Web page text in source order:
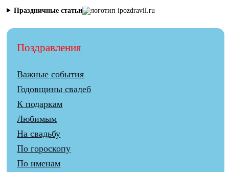
Праздничные статьи
Поздравления
Важные события
Годовщины свадеб
К подаркам
Любимым
На свадьбу
По гороскопу
По именам